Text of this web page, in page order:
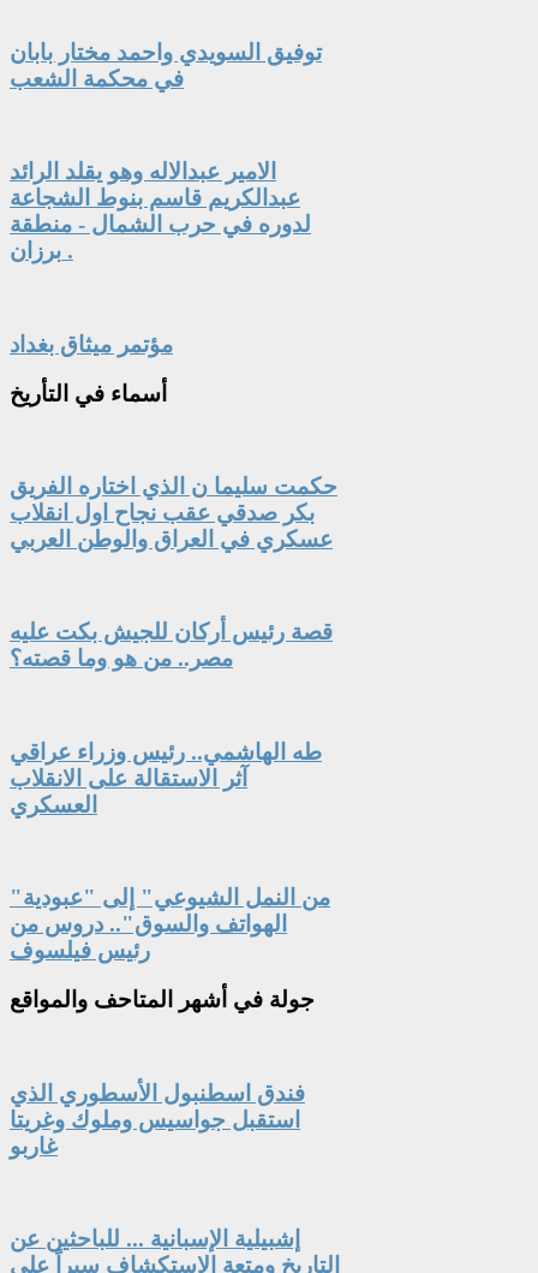
توفيق السويدي واحمد مختار بابان
في محكمة الشعب
الامير عبدالاله وهو يقلد الرائد
عبدالكريم قاسم بنوط الشجاعة
لدوره في حرب الشمال - منطقة
برزان .
مؤتمر ميثاق بغداد
أسماء في التأريخ
حكمت سليما ن الذي اختاره الفريق
بكر صدقي عقب نجاح اول انقلاب
عسكري في العراق والوطن العربي
قصة رئيس أركان للجيش بكت عليه
مصر.. من هو وما قصته؟
طه الهاشمي.. رئيس وزراء عراقي
آثر الاستقالة على الانقلاب
العسكري
"من النمل الشيوعي" إلى "عبودية
الهواتف والسوق".. دروس من
رئيس فيلسوف
جولة في أشهر المتاحف والمواقع
فندق اسطنبول الأسطوري الذي
استقبل جواسيس وملوك وغريتا
غاربو
إشبيلية الإسبانية ... للباحثين عن
التاريخ ومتعة الاستكشاف سيراً على